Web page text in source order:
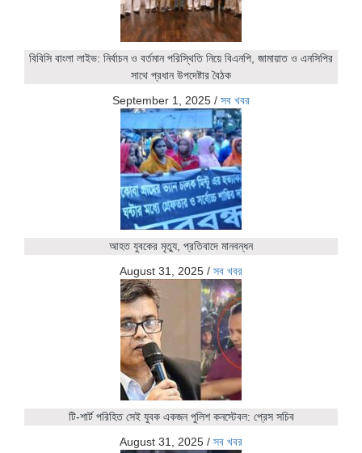
বিবিসি বাংলা লাইভ: নির্বাচন ও বর্তমান পরিস্থিতি নিয়ে বিএনপি, জামায়াত ও এনসিপির
সাথে প্রধান উপদেষ্টার বৈঠক
September 1, 2025 / সব খবর
আহত যুবকের মৃত্যু, প্রতিবাদে মানবন্ধন
August 31, 2025 / সব খবর
টি-শার্ট পরিহিত সেই যুবক একজন পুলিশ কনস্টেবল: প্রেস সচিব
August 31, 2025 / সব খবর